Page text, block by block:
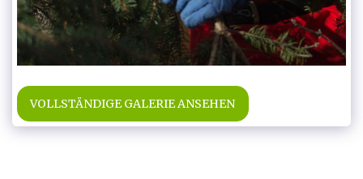
VOLLSTÄNDIGE GALERIE ANSEHEN